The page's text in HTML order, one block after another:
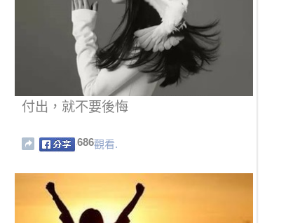
付出，就不要後悔
686觀看.